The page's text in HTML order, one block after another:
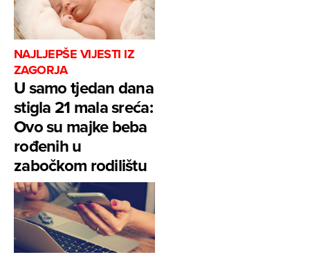
NAJLJEPŠE VIJESTI IZ
ZAGORJA
U samo tjedan dana
stigla 21 mala sreća:
Ovo su majke beba
rođenih u
zabočkom rodilištu